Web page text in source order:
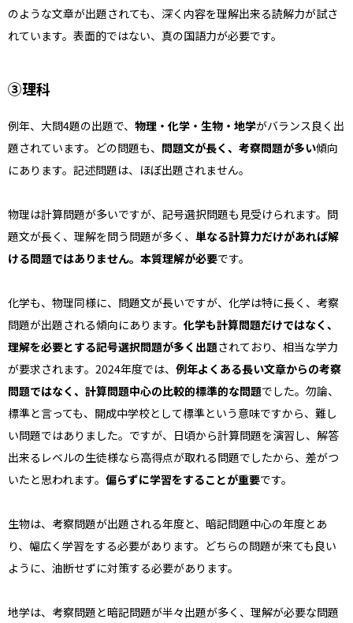
のような文章が出題されても、深く内容を理解出来る読解力が試さ
れています。表面的ではない、真の国語力が必要です。
③理科
例年、大問4題の出題で、 物理・化学・生物・地学がバランス良く出
題されています。どの問題も、 問題文が長く、考察問題が多い傾向
にあります。記述問題は、ほぼ出題されません。
物理は計算問題が多いですが、記号選択問題も見受けられます。問
題文が長く、理解を問う問題が多く、 単なる計算力だけがあれば解
ける問題ではありません。本質理解が必要です。
化学も、物理同様に、問題文が長いですが、化学は特に長く、考察
問題が出題される傾向にあります。 化学も計算問題だけではなく、
理解を必要とする記号選択問題が多く出題されており、相当な学力
が要求されます。2024年度では、 例年よくある長い文章からの考察
問題ではなく、計算問題中心の比較的標準的な問題でした。勿論、
標準と言っても、開成中学校として標準という意味ですから、難し
い問題ではありました。ですが、日頃から計算問題を演習し、解答
出来るレベルの生徒様なら高得点が取れる問題でしたから、差がつ
いたと思われます。 偏らずに学習をすることが重要です。
生物は、考察問題が出題される年度と、暗記問題中心の年度とあ
り、幅広く学習をする必要があります。どちらの問題が来ても良い
ように、油断せずに対策する必要があります。
地学は、考察問題と暗記問題が半々出題が多く、理解が必要な問題